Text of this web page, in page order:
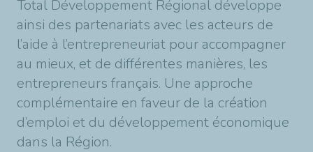
Total Développement Régional développe
ainsi des partenariats avec les acteurs de
l’aide à l’entrepreneuriat pour accompagner
au mieux, et de différentes manières, les
entrepreneurs français. Une approche
complémentaire en faveur de la création
d’emploi et du développement économique
dans la Région.